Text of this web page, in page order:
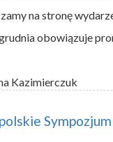
na stronę
obowiązuje
Kazimierczuk